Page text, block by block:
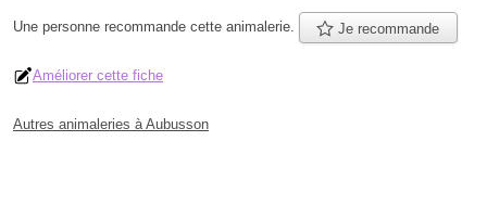
Une personne recommande cette animalerie. Je recommande
Améliorer cette fiche
Autres animaleries à Aubusson